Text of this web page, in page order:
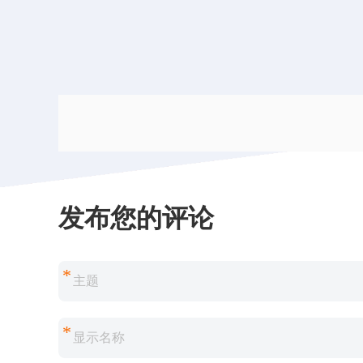
发布您的评论
*
*